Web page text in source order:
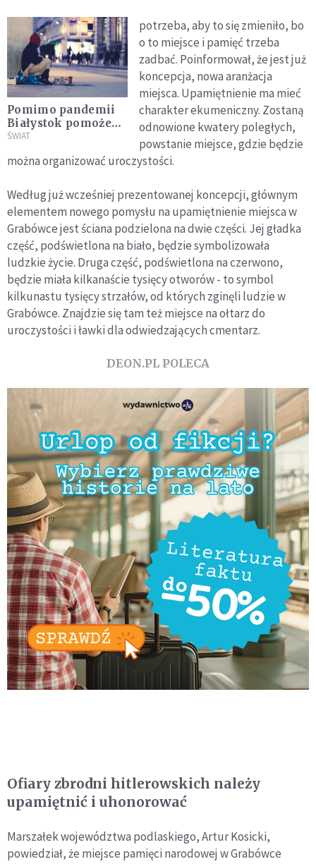
Pomimo pandemii
Białystok pomoże
potrzebującym
ŚWIAT
potrzeba, aby to się zmieniło, bo
o to miejsce i pamięć trzeba
zadbać. Poinformował, że jest już
koncepcja, nowa aranżacja
miejsca. Upamiętnienie ma mieć
charakter ekumeniczny. Zostaną
odnowione kwatery poległych,
powstanie miejsce, gdzie będzie
można organizować uroczystości.
Według już wcześniej prezentowanej koncepcji, głównym
elementem nowego pomysłu na upamiętnienie miejsca w
Grabówce jest ściana podzielona na dwie części. Jej gładka
część, podświetlona na biało, będzie symbolizowała
ludzkie życie. Druga część, podświetlona na czerwono,
będzie miała kilkanaście tysięcy otworów - to symbol
kilkunastu tysięcy strzałów, od których zginęli ludzie w
Grabówce. Znajdzie się tam też miejsce na ołtarz do
uroczystości i ławki dla odwiedzających cmentarz.
DEON.PL POLECA
Ofiary zbrodni hitlerowskich należy
upamiętnić i uhonorować
Marszałek województwa podlaskiego, Artur Kosicki,
powiedział, że miejsce pamięci narodowej w Grabówce